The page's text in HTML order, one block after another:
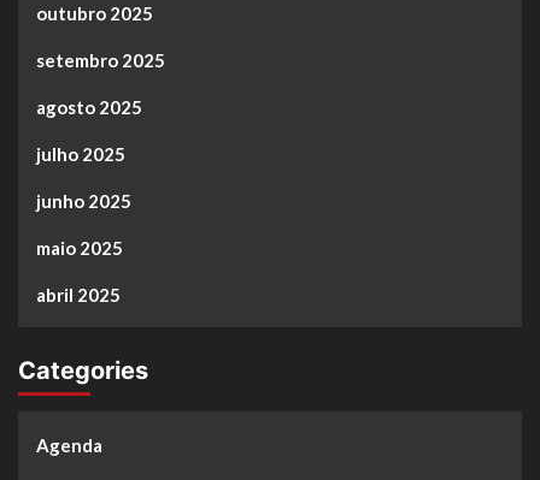
outubro 2025
setembro 2025
agosto 2025
julho 2025
junho 2025
maio 2025
abril 2025
Categories
Agenda